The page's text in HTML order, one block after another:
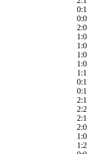
0:1
0:0
2:0
1:0
1:0
1:0
1:0
1:1
0:1
0:1
2:1
2:2
2:1
2:0
1:0
1:2